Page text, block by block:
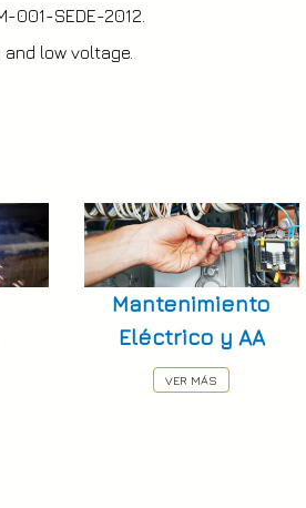
001-SEDE-2012.
low voltage.
Mantenimiento
Eléctrico y AA
VER MÁS